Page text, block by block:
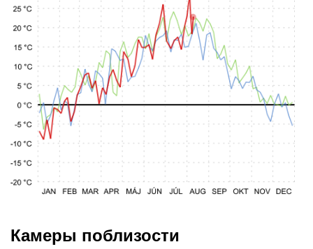
Камеры поблизости